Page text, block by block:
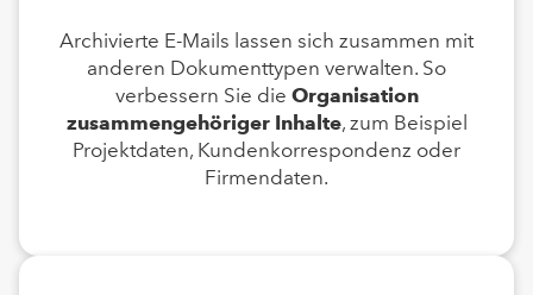
Archivierte E-Mails lassen sich zusammen mit
anderen Dokumenttypen verwalten. So
verbessern Sie die Organisation
zusammengehöriger Inhalte, zum Beispiel
Projektdaten, Kundenkorrespondenz oder
Firmendaten.